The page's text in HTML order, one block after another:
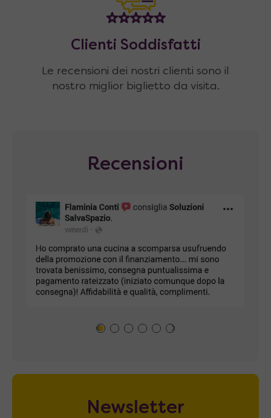
Clienti Soddisfatti
Le recensioni dei nostri clienti sono il
nostro miglior biglietto da visita.
Recensioni
Newsletter